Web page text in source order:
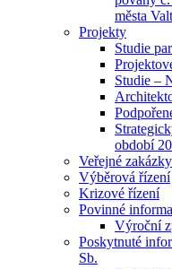
města
Projekty
Studie
Studie –
období
Veřejné zakázky
Výběrová řízení
Krizové řízení
Povinné
Výroční
Poskytnuté
Sb.